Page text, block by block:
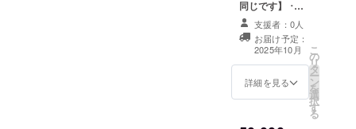
の掲載となりま
す ※掲載不要の
場合は備考欄は
空欄のままでお
願いします
分かり次第メー
ルにてご連絡致
します ･クラウ
ドファンディン
グ終了後 支援者
としてのお名前
掲載(YouTubeや
各種SNS) ︎︎ ⟡掲載
別のイラストを
使用予定です ･
リターン限定イ
ラスト 壁紙配布 ︎︎
⟡リターン品制
作に使用するイ
ラストの1枚絵の
データをお渡し
同じです】 ･リ
ターン限定イラ
スト アクリル
キーホルダー ︎︎ ⟡
サイズ
70mm×70mm以
内を予定してい
支援者：0人
お届け予定：
2025年10月
詳細を見る
こ
の
リ
タ
ー
ン
を
選
択
す
る